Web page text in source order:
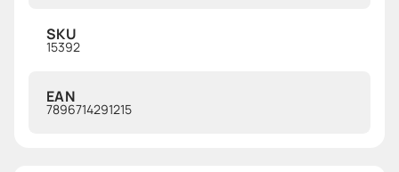
SKU
15392
EAN
7896714291215